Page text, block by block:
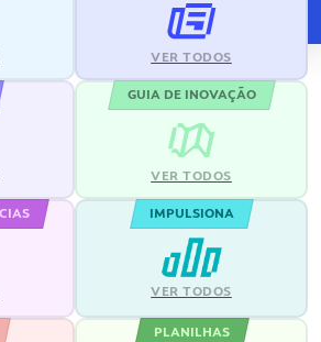
VER TODOS
GUIA DE INOVAÇÃO
VER TODOS
IMPULSIONA
VER TODOS
PLANILHAS